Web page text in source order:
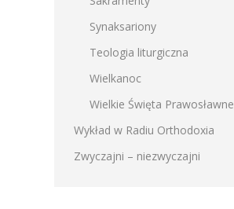
Synaksariony
Teologia liturgiczna
Wielkanoc
Wielkie Święta Prawosławne
Wykład w Radiu Orthodoxia
Zwyczajni – niezwyczajni